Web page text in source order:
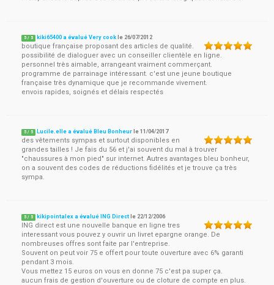
5 / 5 kiki65400 a évalué Very cook le 26/07/2012
boutique française proposant des articles de qualité.
possibilité de dialoguer avec un conseiller clientèle en ligne.
personnel très aimable, arrangeant vraiment commerçant.
programme de parrainage intéressant. c'est une jeune boutique
française très dynamique que je recommande vivement.
envois rapides, soignés et délais respectés
5 / 5 Lucile.elle a évalué Bleu Bonheur le11/04/2017
des vêtements sympas et surtout disponibles en
grandes tailles ! Je fais du 56 et j'ai souvent du mal à trouver
"chaussures à mon pied" sur internet. Autres avantages bleu bonheur,
on a souvent des codes de réductions fidélités et je trouve ça très
sympa.
5 / 5 kikipointalex a évalué ING Direct le 22/12/2006
ING direct est une nouvelle banque en ligne tres
interessant vous pouvez y ouvrir un livret epargne orange. De
nombreuses offres sont faite par l'entreprise.
Souvent on peut voir 75 e offert pour toute ouverture avec 6% garanti
pendant 3 mois.
Vous mettez 15 euros on vous en donne 75 c'est pa super ça.
aucun frais de gestion d'ouverture ou de cloture de compte en plus.